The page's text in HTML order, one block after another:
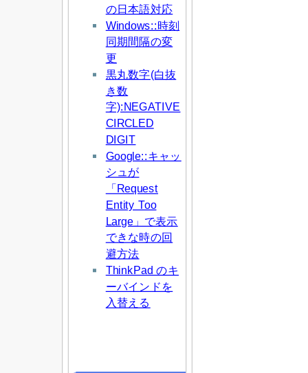
の日本語対応
Windows::時刻
同期間隔の変
更
黒丸数字(白抜
き数
字):NEGATIVE
CIRCLED
DIGIT
Google::キャッ
シュが
「Request
Entity Too
Large」で表示
できな時の回
避方法
ThinkPad のキ
ーバインドを
入替える